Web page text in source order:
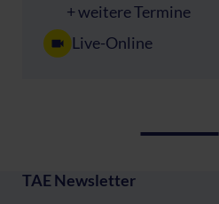
+ weitere Termine
Live-Online
TAE Newsletter